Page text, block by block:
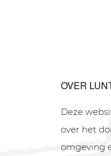
OVER
Deze
over het
omgeving